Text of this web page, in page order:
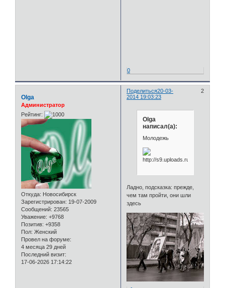
0
Поделиться 2
20-03-
2014 19:03:23
Olga
Администратор
Рейтинг:
Откуда: Новосибирск
Зарегистрирован: 19-07-2009
Сообщений: 23565
Уважение: +9768
Позитив: +9358
Пол: Женский
Провел на форуме:
4 месяца 29 дней
Последний визит:
17-06-2026 17:14:22
Olga
написал(а):
Молодежь
Ладно, подсказка: прежде,
чем там пройти, они шли
здесь